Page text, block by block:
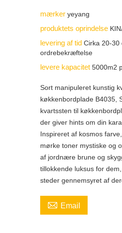
mærker yeyang
produktets oprindelse
levering af tid Cirka 20-30
ordrebekræftelse
levere kapacitet 5000m2
Sort manipuleret kunstig
køkkenbordplade B4035,
kvartssten til
der giver hints om din
Inspireret af kosmos
mørke toner mystiske og
af jordnære brune og
tillokkende luksus for
steder gennemsyret af
 Email